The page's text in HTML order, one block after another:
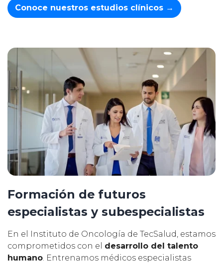
Conoce nuestros estudios clínicos →
Formación de futuros
especialistas y subespecialistas
En el Instituto de Oncología de TecSalud, estamos
comprometidos con el desarrollo del talento
humano. Entrenamos médicos especialistas